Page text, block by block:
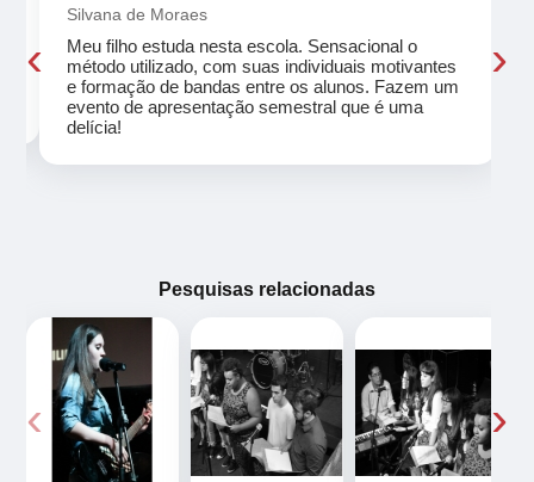
Silvana de Moraes
Meu filho estuda nesta escola. Sensacional o
método utilizado, com suas individuais motivantes
e formação de bandas entre os alunos. Fazem um
evento de apresentação semestral que é uma
delícia!
‹ ›
Pesquisas relacionadas
‹ ›